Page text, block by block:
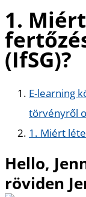
1.
(IfSG)?
E-learning
törvényről
1. Miért
Hello,
röviden